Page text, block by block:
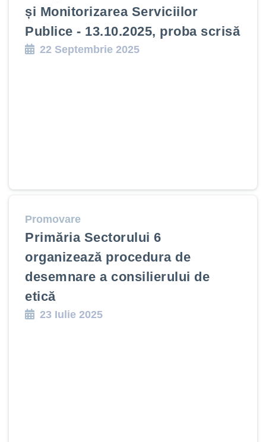
și Monitorizarea Serviciilor
Publice - 13.10.2025, proba scrisă
22 Septembrie 2025
Promovare
Primăria Sectorului 6
organizează procedura de
desemnare a consilierului de
etică
23 Iulie 2025